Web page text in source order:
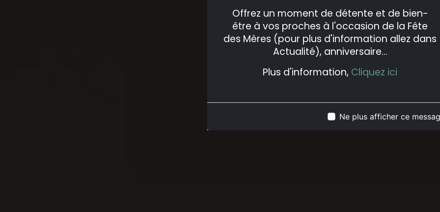
Offrez un moment de détente et de bien-
être à vos proches à l'occasion de la Fête
des Mères (pour plus d'information allez dans
Actualité), anniversaire...
Plus d'information, Cliquez ici
Ne plus afficher ce